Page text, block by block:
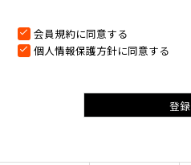
会員規約に同意する
個人情報保護方針に同意する
登録